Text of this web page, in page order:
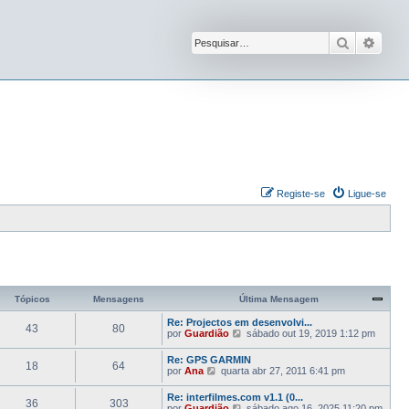
Pesquisar
Ligue-se
Registe-se
Tópicos Mensagens Última Mensagem
43 80
Re: Projectos em desenvolvi...
por Guardião
V
j
a
a
ú
l
sábado out 19, 2019 1:12 pm
18 64
Re: GPS GARMIN
por Ana
V
j
a
quarta abr 27, 2011 6:41 pm
36 303
Re: interfilmes.com v1.1 (0...